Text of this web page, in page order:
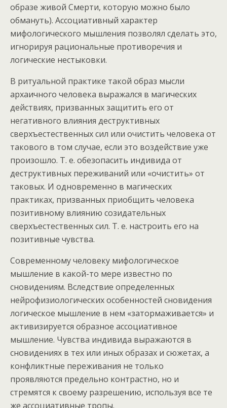
образе живой Смерти, которую можно было
обмануть). Ассоциативный характер
мифологического мышления позволял сделать это,
игнорируя рациональные противоречия и
логические нестыковки.
В ритуальной практике такой образ мысли
архаичного человека выражался в магических
действиях, призванных защитить его от
негативного влияния деструктивных
сверхъестественных сил или очистить человека от
такового в том случае, если это воздействие уже
произошло. Т. е. обезопасить индивида от
деструктивных переживаний или «очистить» от
таковых. И одновременно в магических
практиках, призванных приобщить человека
позитивному влиянию созидательных
сверхъестественных сил. Т. е. настроить его на
позитивные чувства.
Современному человеку мифологическое
мышление в какой-то мере известно по
сновидениям. Вследствие определенных
нейрофизиологических особенностей сновидения
логическое мышление в нем «затормаживается» и
активизируется образное ассоциативное
мышление. Чувства индивида выражаются в
сновидениях в тех или иных образах и сюжетах, а
конфликтные переживания не только
проявляются предельно контрастно, но и
стремятся к своему разрешению, используя все те
же ассоциативные тропы.